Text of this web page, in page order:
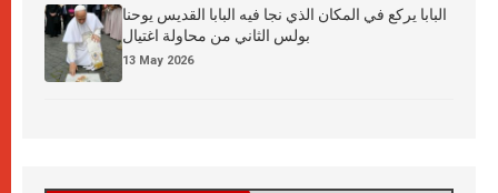
البابا يركع في المكان الذي نجا فيه البابا القديس يوحنا
بولس الثاني من محاولة اغتيال
13 May 2026